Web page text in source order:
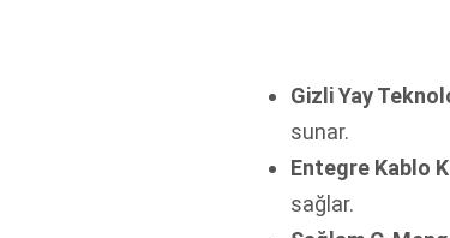
Gizli Yay
sunar.
Entegre Kablo
sağlar.